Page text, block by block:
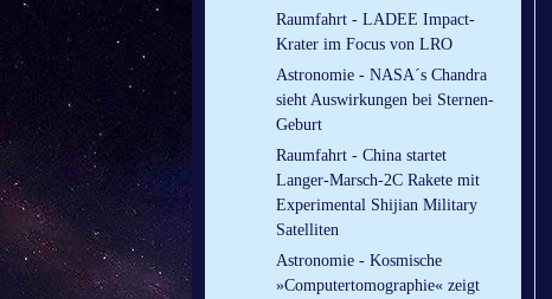
Raumfahrt - LADEE Impact-
Krater im Focus von LRO
Astronomie - NASA´s Chandra
sieht Auswirkungen bei Sternen-
Geburt
Raumfahrt - China startet
Langer-Marsch-2C Rakete mit
Experimental Shijian Military
Satelliten
Astronomie - Kosmische
»Computertomographie« zeigt